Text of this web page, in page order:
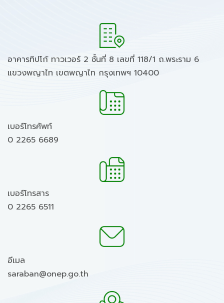
อาคารทิปโก้ ทาวเวอร์ 2 ชั้นที่ 8 เลขที่ 118/1 ถ.พระราม 6
แขวงพญาไท เขตพญาไท กรุงเทพฯ 10400
เบอร์โทรศัพท์
0 2265 6689
เบอร์โทรสาร
0 2265 6511
อีเมล
saraban@onep.go.th